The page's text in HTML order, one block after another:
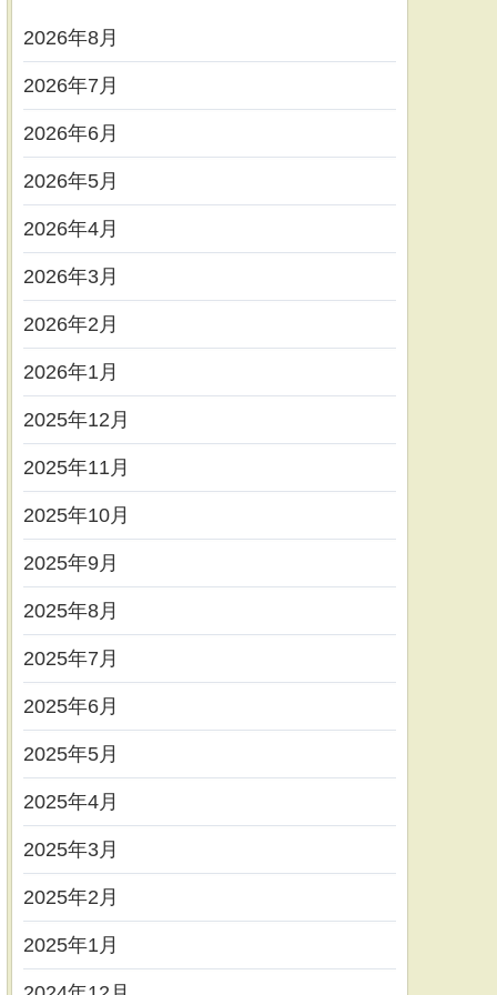
2026年8月
2026年7月
2026年6月
2026年5月
2026年4月
2026年3月
2026年2月
2026年1月
2025年12月
2025年11月
2025年10月
2025年9月
2025年8月
2025年7月
2025年6月
2025年5月
2025年4月
2025年3月
2025年2月
2025年1月